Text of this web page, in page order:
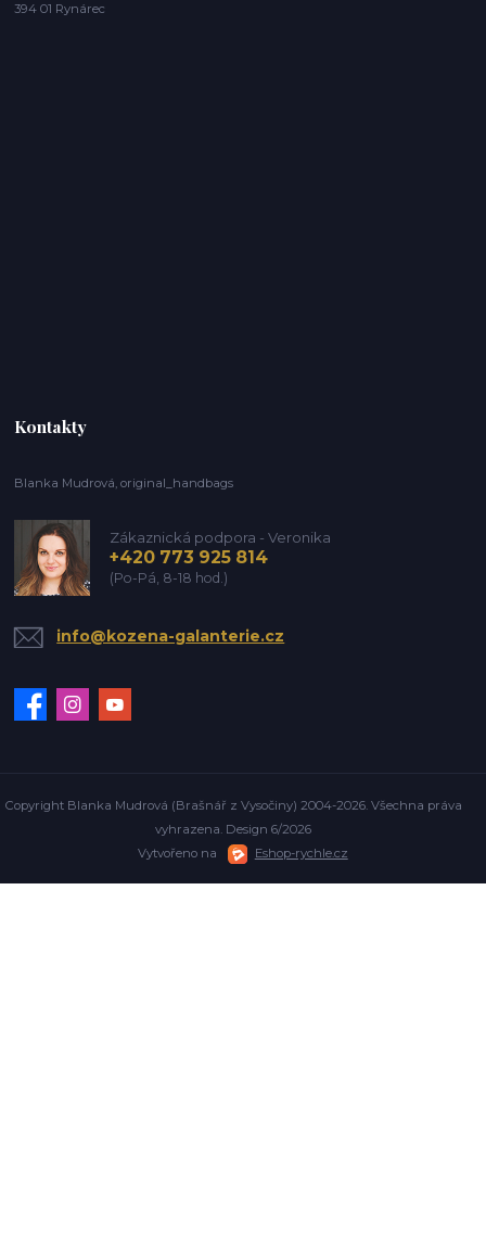
394 01 Rynárec
Kontakty
Blanka Mudrová, original_handbags
Zákaznická podpora - Veronika
+420 773 925 814
(Po-Pá, 8-18 hod.)
info@kozena-galanterie.cz
Copyright Blanka Mudrová (Brašnář z Vysočiny) 2004-2026. Všechna práva
vyhrazena. Design 6/2026
Vytvořeno na
Eshop-rychle.cz